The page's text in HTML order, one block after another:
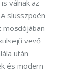
válnak az
slusszpoén
mosdójában
vevő
után
és modern